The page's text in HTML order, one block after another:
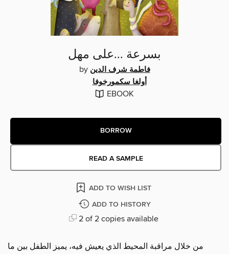
بسرعة ...على مهل
by فاطمة شرف الدين
أولغا سكمورخوفا
EBOOK
BORROW
READ A SAMPLE
ADD TO WISH LIST
ADD TO HISTORY
2 of 2 copies available
من خلال مراقبة المحيط الذي يعيش فيه، يميز الطفل بين ما